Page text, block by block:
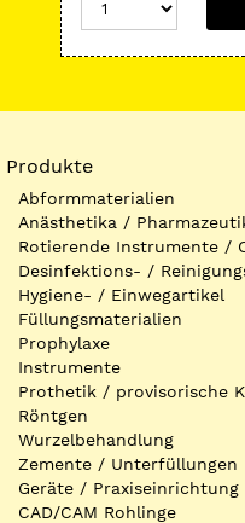
Produkte
Abformmaterialien
Anästhetika /
Rotierende Instrumente /
Desinfektions- /
Hygiene- / Einwegartikel
Füllungsmaterialien
Prophylaxe
Instrumente
Prothetik / provisorische
Röntgen
Wurzelbehandlung
Zemente / Unterfüllungen
Geräte / Praxiseinrichtung
CAD/CAM Rohlinge